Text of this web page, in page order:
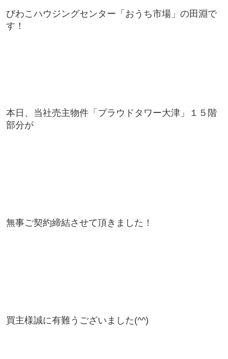
びわこハウジングセンター「おうち市場」の田淵で
す！
本日、当社売主物件「プラウドタワー大津」１５階
部分が
無事ご契約締結させて頂きました！
買主様誠に有難うございました(^^)